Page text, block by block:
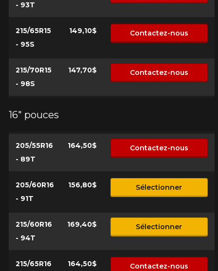
- 93T
215/65R15
- 95S
149,10$ Contactez-nous
215/70R15
- 98S
147,70$ Contactez-nous
16" pouces
205/55R16
- 89T
164,50$ Contactez-nous
205/60R16
- 91T
156,80$ Sélectionner
215/60R16
- 94T
169,40$ Sélectionner
215/65R16
164,50$ Contactez-nous